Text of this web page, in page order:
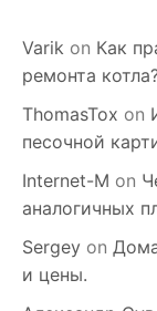
Varik on Как
ремонта
ThomasTox on
песочной
Internet-M on
аналогичных
Sergey on
и цены.